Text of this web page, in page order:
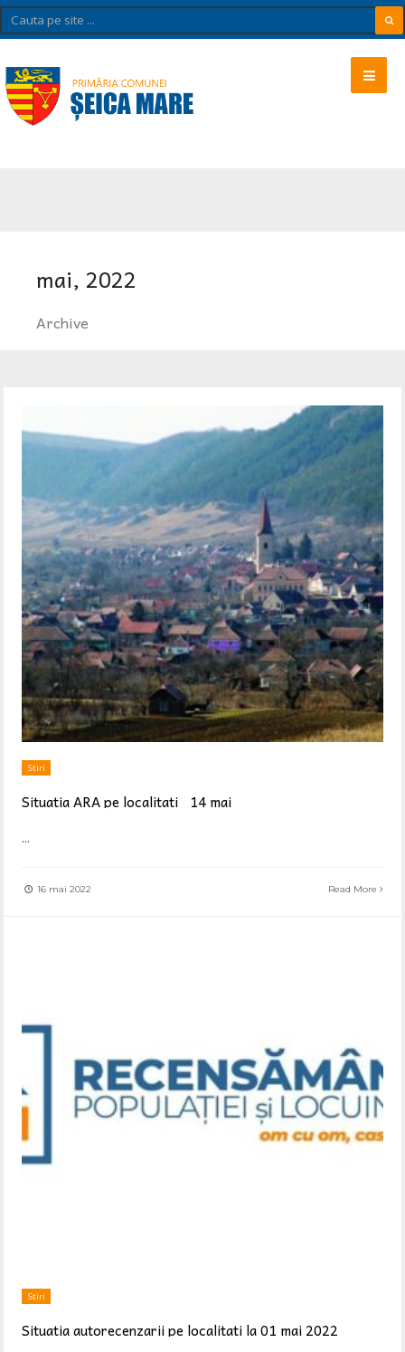
mai, 2022
Archive
Stiri
Situatia ARA pe localitati _14 mai
...
16 mai 2022 Read More
Stiri
Situatia autorecenzarii pe localitati la 01 mai 2022